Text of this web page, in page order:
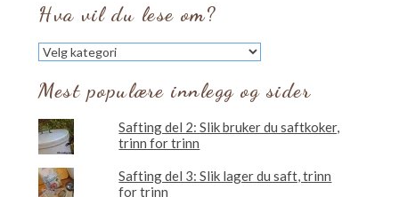
Hva vil du lese om?
Hva
vil
du
lese
Mest populære innlegg og sider
Safting del 2: Slik bruker du saftkoker,
trinn for trinn
Safting del 3: Slik lager du saft, trinn
for trinn